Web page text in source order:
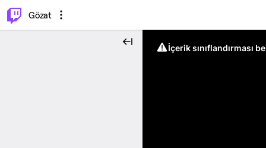
Gözat
İçerik sınıflandırması